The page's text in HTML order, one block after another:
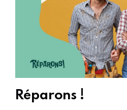
Réparons !